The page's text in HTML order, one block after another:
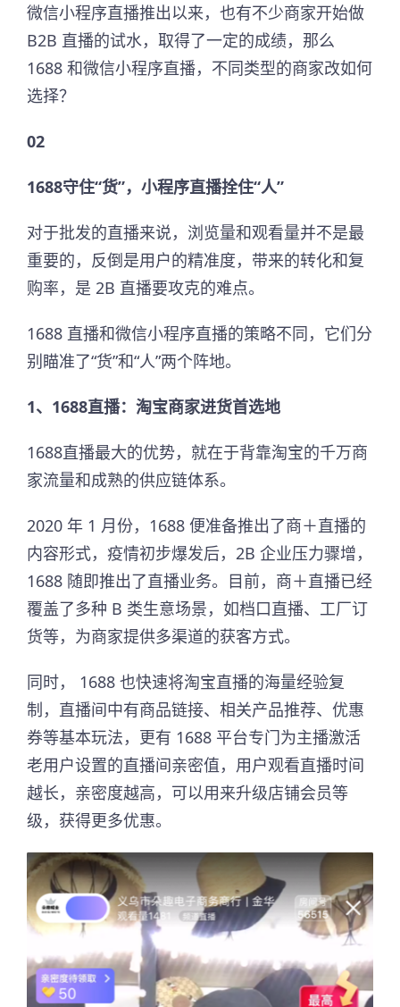
微信小程序直播推出以来，也有不少商家开始做
B2B 直播的试水，取得了一定的成绩，那么
1688 和微信小程序直播，不同类型的商家改如何
选择？
02
1688守住“货”，小程序直播拴住“人”
对于批发的直播来说，浏览量和观看量并不是最
重要的，反倒是用户的精准度，带来的转化和复
购率，是 2B 直播要攻克的难点。
1688 直播和微信小程序直播的策略不同，它们分
别瞄准了“货”和“人”两个阵地。
1、1688直播：淘宝商家进货首选地
1688直播最大的优势，就在于背靠淘宝的千万商
家流量和成熟的供应链体系。
2020 年 1 月份，1688 便准备推出了商＋直播的
内容形式，疫情初步爆发后，2B 企业压力骤增，
1688 随即推出了直播业务。目前，商＋直播已经
覆盖了多种 B 类生意场景，如档口直播、工厂订
货等，为商家提供多渠道的获客方式。
同时， 1688 也快速将淘宝直播的海量经验复
制，直播间中有商品链接、相关产品推荐、优惠
券等基本玩法，更有 1688 平台专门为主播激活
老用户设置的直播间亲密值，用户观看直播时间
越长，亲密度越高，可以用来升级店铺会员等
级，获得更多优惠。